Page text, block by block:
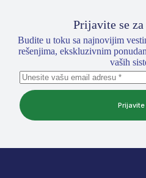
Prijavite se
Budite u toku sa najnovijim
rešenjima, ekskluzivnim
vaših